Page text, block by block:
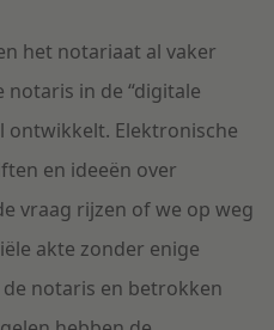
het notariaat al vaker
in de “digitale
ontwikkelt. Elektronische
en ideeën over
vraag rijzen of we op weg
akte zonder enige
notaris en betrokken